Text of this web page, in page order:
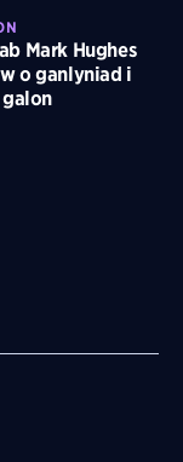
Mark Hughes
o ganlyniad i
galon